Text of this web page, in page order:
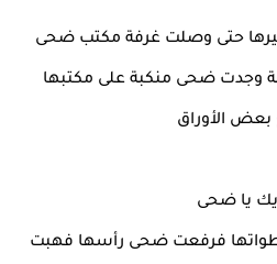
حتى وصلت غرفة مكتب ضحى
وجدت ضحى منكبة على مكتبها
بعض الأوراق
يا ضحى
فرفعت ضحى رأسها فهبت